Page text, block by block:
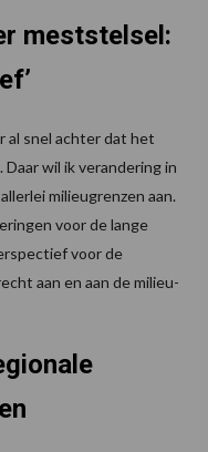
meststelsel:
al snel achter dat het
wil ik verandering in
milieugrenzen aan.
voor de lange
voor de
aan en aan de milieu-